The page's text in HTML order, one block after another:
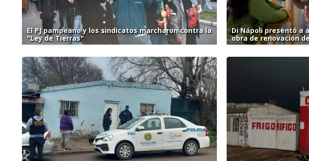
El PJ pampeano y los sindicatos marcharon contra la
"Ley de Tierras"
Di Nápoli presentó a
obra de renovación